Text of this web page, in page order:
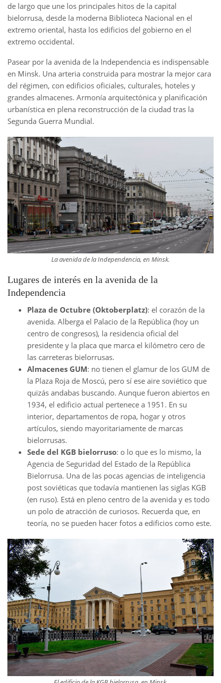
de largo que une los principales hitos de la capital
bielorrusa, desde la moderna Biblioteca Nacional en el
extremo oriental, hasta los edificios del gobierno en el
extremo occidental.
Pasear por la avenida de la Independencia es indispensable
en Minsk. Una arteria construida para mostrar la mejor cara
del régimen, con edificios oficiales, culturales, hoteles y
grandes almacenes. Armonía arquitectónica y planificación
urbanística en plena reconstrucción de la ciudad tras la
Segunda Guerra Mundial.
La avenida de la Independencia, en Minsk.
Lugares de interés en la avenida de la
Independencia
Plaza de Octubre (Oktoberplatz): el corazón de la
avenida. Alberga el Palacio de la República (hoy un
centro de congresos), la residencia oficial del
presidente y la placa que marca el kilómetro cero de
las carreteras bielorrusas.
Almacenes GUM: no tienen el glamur de los GUM de
la Plaza Roja de Moscú, pero sí ese aire soviético que
quizás andabas buscando. Aunque fueron abiertos en
1934, el edificio actual pertenece a 1951. En su
interior, departamentos de ropa, hogar y otros
artículos, siendo mayoritariamente de marcas
bielorrusas.
Sede del KGB bielorruso: o lo que es lo mismo, la
Agencia de Seguridad del Estado de la República
Bielorrusa. Una de las pocas agencias de inteligencia
post soviéticas que todavía mantienen las siglas KGB
(en ruso). Está en pleno centro de la avenida y es todo
un polo de atracción de curiosos. Recuerda que, en
teoría, no se pueden hacer fotos a edificios como este.